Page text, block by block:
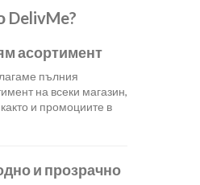
DelivMe?
асортимент
пълния
на всеки магазин,
и промоциите в
и прозрачно